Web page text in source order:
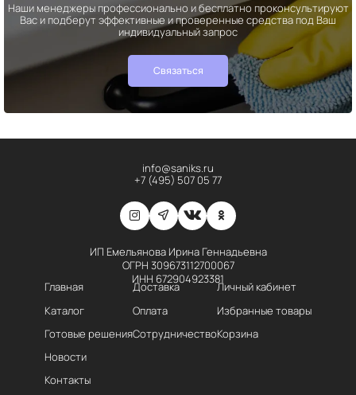
Наши менеджеры профессионально и бесплатно проконсультируют
Вас и подберут эффективные и проверенные средства под Ваш
индивидуальный запрос
Связаться
info@saniks.ru
+7 (495) 507 05 77
ИП Емельянова Ирина Геннадьевна
ОГРН 309673112700067
ИНН 672904923381
Главная
Каталог
Готовые решения
Новости
Контакты
Доставка
Оплата
Сотрудничество
Личный кабинет
Избранные товары
Корзина